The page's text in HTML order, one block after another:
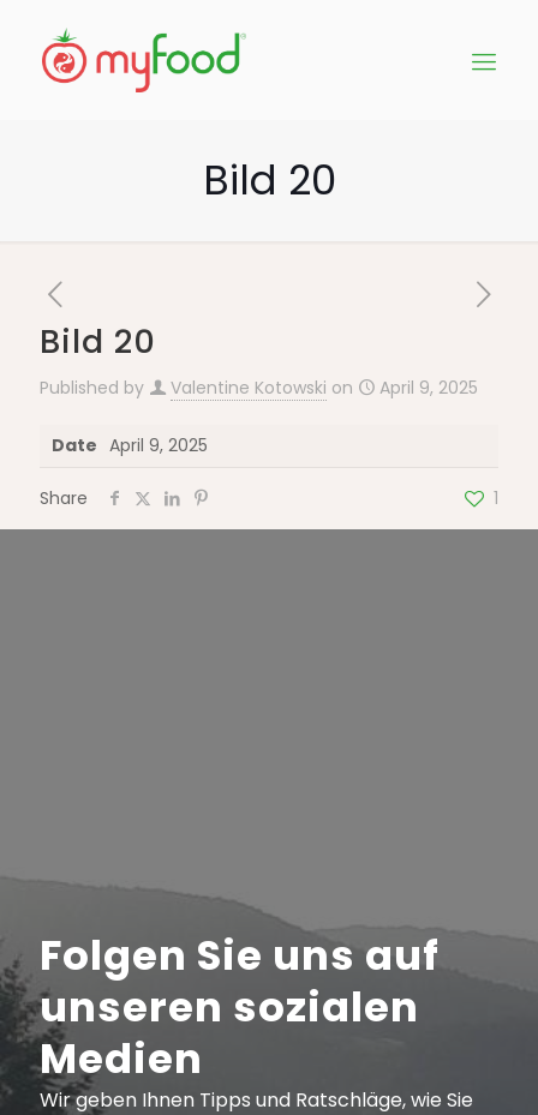
Bild 20
Bild 20
Published by Valentine Kotowski on April 9, 2025
Date April 9, 2025
Share 1
Folgen Sie uns auf
unseren sozialen
Medien
Wir geben Ihnen Tipps und Ratschläge, wie Sie